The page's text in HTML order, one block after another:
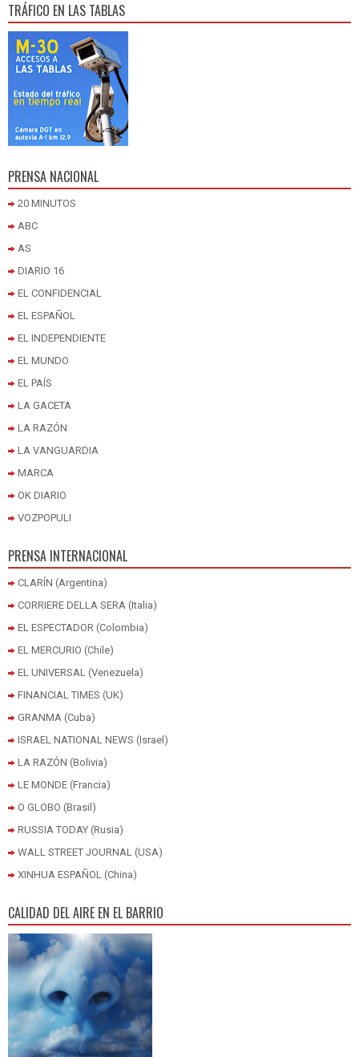
TRÁFICO EN LAS TABLAS
PRENSA NACIONAL
20 MINUTOS
ABC
AS
DIARIO 16
EL CONFIDENCIAL
EL ESPAÑOL
EL INDEPENDIENTE
EL MUNDO
EL PAÍS
LA GACETA
LA RAZÓN
LA VANGUARDIA
MARCA
OK DIARIO
VOZPOPULI
PRENSA INTERNACIONAL
CLARÍN (Argentina)
CORRIERE DELLA SERA (Italia)
EL ESPECTADOR (Colombia)
EL MERCURIO (Chile)
EL UNIVERSAL (Venezuela)
FINANCIAL TIMES (UK)
GRANMA (Cuba)
ISRAEL NATIONAL NEWS (Israel)
LA RAZÓN (Bolivia)
LE MONDE (Francia)
O GLOBO (Brasil)
RUSSIA TODAY (Rusia)
WALL STREET JOURNAL (USA)
XINHUA ESPAÑOL (China)
CALIDAD DEL AIRE EN EL BARRIO